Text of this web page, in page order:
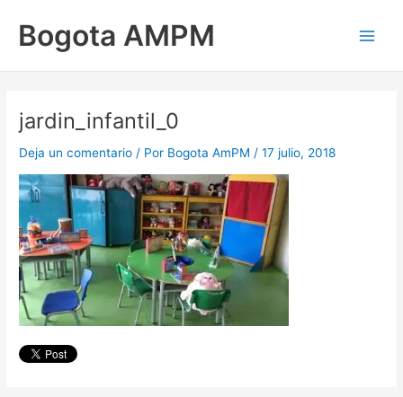
contenido
Bogota AMPM
jardin_infantil_0
Deja un comentario / Por Bogota AmPM /17 julio, 2018